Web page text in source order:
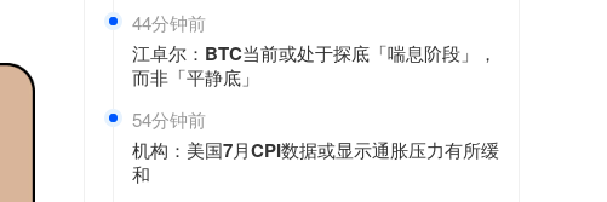
45分钟前
江卓尔：BTC当前或处于探底「喘息阶段」，
而非「平静底」
54分钟前
机构：美国7月CPI数据或显示通胀压力有所缓
和